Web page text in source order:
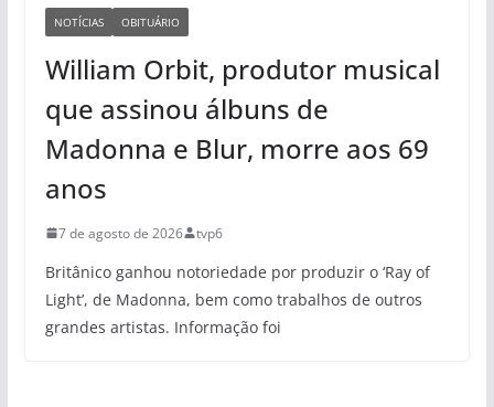
NOTÍCIAS OBITUÁRIO
William Orbit, produtor musical
que assinou álbuns de
Madonna e Blur, morre aos 69
anos
7 de agosto de 2026 tvp6
Britânico ganhou notoriedade por produzir o ‘Ray of
Light’, de Madonna, bem como trabalhos de outros
grandes artistas. Informação foi